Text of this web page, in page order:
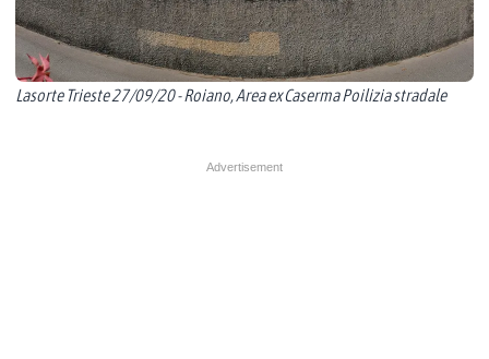
Lasorte Trieste 27/09/20 - Roiano, Area ex Caserma Poilizia stradale